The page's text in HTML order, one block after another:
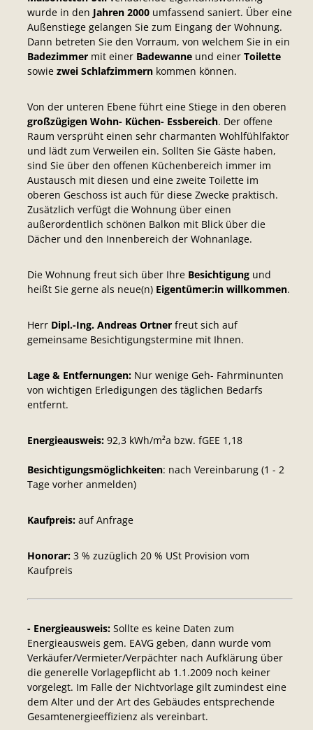
wurde in den Jahren 2000umfassend saniert. Über eine
Außenstiege gelangen Sie zum Eingang der Wohnung.
Dann betreten Sie den Vorraum, von welchem Sie in ein
Badezimmermit einer Badewanne und einer Toilette
sowie zwei Schlafzimmern kommen können.
Von der unteren Ebene führt eine Stiege in den oberen
großzügigen Wohn- Küchen- Essbereich. Der offene
Raum versprüht einen sehr charmanten Wohlfühlfaktor
und lädt zum Verweilen ein. Sollten Sie Gäste haben,
sind Sie über den offenen Küchenbereich immer im
Austausch mit diesen und eine zweite Toilette im
oberen Geschoss ist auch für diese Zwecke praktisch.
Zusätzlich verfügt die Wohnung über einen
außerordentlich schönen Balkon mit Blick über die
Dächer und den Innenbereich der Wohnanlage.
Die Wohnung freut sich über Ihre Besichtigungund
heißt Sie gerne als neue(n) Eigentümer:in willkommen.
Herr Dipl.-Ing. Andreas Ortnerfreut sich auf
gemeinsame Besichtigungstermine mit Ihnen.
Lage & Entfernungen:Nur wenige Geh- Fahrminunten
von wichtigen Erledigungen des täglichen Bedarfs
entfernt.
Energieausweis: 92,3 kWh/m²a bzw. fGEE 1,18
Besichtigungsmöglichkeiten: nach Vereinbarung (1 - 2
Tage vorher anmelden)
Kaufpreis:auf Anfrage
Honorar: 3 % zuzüglich 20 % USt Provision vom
Kaufpreis
- Energieausweis: Sollte es keine Daten zum
Energieausweis gem. EAVG geben, dann wurde vom
Verkäufer/Vermieter/Verpächter nach Aufklärung über
die generelle Vorlagepflicht ab 1.1.2009 noch keiner
vorgelegt. Im Falle der Nichtvorlage gilt zumindest eine
dem Alter und der Art des Gebäudes entsprechende
Gesamtenergieeffizienz als vereinbart.